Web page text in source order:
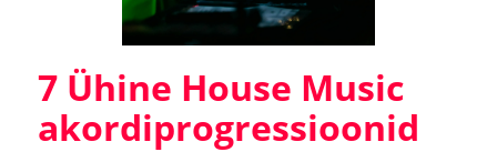
7 Ühine House Music
akordiprogressioonid